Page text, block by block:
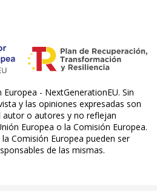
- NextGenerationEU. Sin
y las opiniones expresadas son
autor o autores y no reflejan
Europea o la Comisión Europea.
Comisión Europea pueden ser
de las mismas.